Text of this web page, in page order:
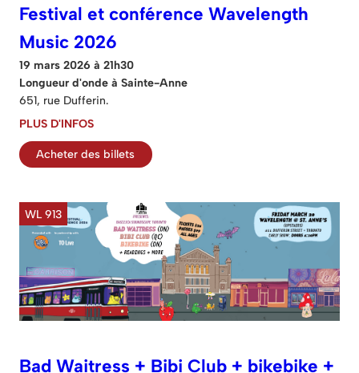
Festival et conférence Wavelength
Music 2026
19 mars 2026 à 21h30
Longueur d'onde à Sainte-Anne
651, rue Dufferin.
PLUS D'INFOS
Acheter des billets
WL 913
Bad Waitress + Bibi Club + bikebike +